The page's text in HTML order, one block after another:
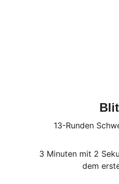
13-Runden
3 Minuten mit 2
dem